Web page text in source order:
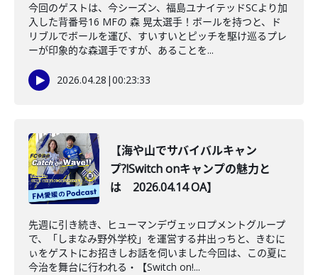
今回のゲストは、今シーズン、福島ユナイテッドSCより加
入した背番号16 MFの 森 晃太選手！ボールを持つと、ド
リブルでボールを運び、すいすいとピッチを駆け巡るプレ
ーが印象的な森選手ですが、あることを...
2026.04.28 |00:23:33
【海や山でサバイバルキャン
プ?!Switch onキャンプの魅力と
は 2026.04.14 OA】
先週に引き続き、ヒューマンデヴェッロプメントグループ
で、「しまなみ野外学校」を運営する井出っちと、きむに
ぃをゲストにお招きしお話を伺いました今回は、この夏に
今治を舞台に行われる・【Switch on!...